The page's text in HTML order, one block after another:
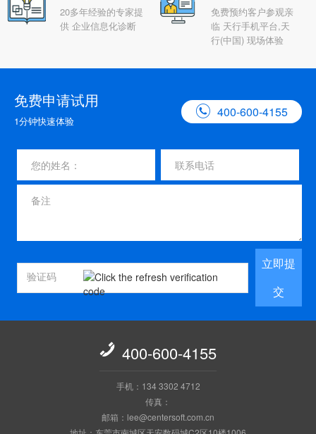
20多年经验的专家提
供 企业信息化诊断
免费预约客户参观亲
临 天行手机平台,天
行(中国) 现场体验
免费申请试用
1分钟快速体验
 400-600-4155
立即提
交
 400-600-4155
手机：134 3302 4712
传真：
邮箱：lee@centersoft.com.cn